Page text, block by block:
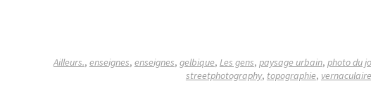
Ailleurs., enseignes, enseignes, gelbique, Les gens, paysage urbain, photo du
streetphotography, topographie, vernaculaire